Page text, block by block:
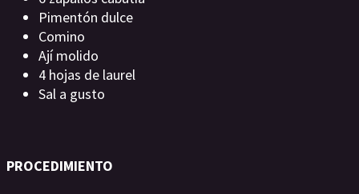
Pimentón dulce
Comino
Ají molido
4 hojas de laurel
Sal a gusto
PROCEDIMIENTO